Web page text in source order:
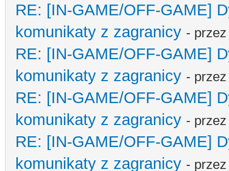
RE: [IN-GAME/OFF-GAME]
komunikaty z zagranicy -
RE: [IN-GAME/OFF-GAME]
komunikaty z zagranicy -
RE: [IN-GAME/OFF-GAME]
komunikaty z zagranicy -
RE: [IN-GAME/OFF-GAME]
komunikaty z zagranicy -